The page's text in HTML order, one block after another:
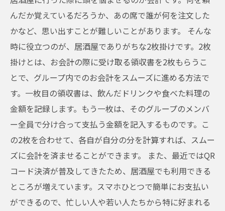
んだか覚えているだろうか、あの席で誰が何を注文した
かなど、思い出すことが難しいことがあります。 そんな
時に役立つのが、居酒屋でありがちな2枚掛けです。2枚
掛けとは、お会計の際に受け取る領収書を2枚もらうこ
とで、グループ内でのお会計をスムーズに進める方法で
す。一枚目の領収書は、飲んだドリンクや食べた料理の
金額を記録します。もう一枚は、そのグループのメンバ
ー全員で分け合って支払う金額を記入するものです。こ
の2枚を合わせて、各自が自分の分を計算すれば、スムー
ズに会計を済ませることができます。 また、最近ではQR
コード決済が普及してきたため、居酒屋でも利用できる
ところが増えています。スマホひとつで簡単にお支払い
ができるので、忙しい人や若い人たちから特に好まれる